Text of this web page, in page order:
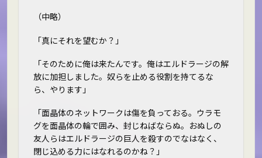
（中略）
「真にそれを望むか？」
「そのために俺は来たんです。俺はエルドラージの解
放に加担しました。奴らを止める役割を持てるな
ら、やります」
「面晶体のネットワークは傷を負っておる。ウラモ
グを面晶体の輪で囲み、封じねばならぬ。おぬしの
友人らはエルドラージの巨人を殺すのでなはなく、
閉じ込める力にはなれるのかね？」